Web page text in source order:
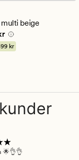
beige
kr
kr
🌟👌👌